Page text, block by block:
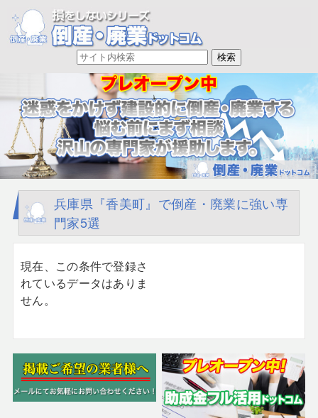
兵庫県『香美町』で倒産・廃業に強い専
門家5選
現在、この条件で登録さ
れているデータはありま
せん。